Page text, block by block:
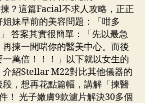
？這篇Facial不求人攻略，正正
妹早前的美容問題：「咁多
答案其實很簡單：「先以最急
揀一間啱你的醫美中心。而後
萬倍！！！」以下就以女生的
介紹Stellar M22對比其他儀器的
，想再花點篇幅，講解「揀醫
！ 光子嫩膚9款濾片解決30多個